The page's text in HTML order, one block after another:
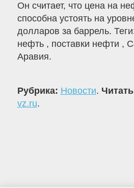
Он считает, что цена на
способна устоять на
долларов за баррель.
нефть , поставки нефти ,
Аравия.
Рубрика: Новости.
vz.ru.